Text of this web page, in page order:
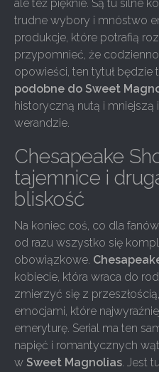
ale też pięknie. Są tu silne
trudne wybory i mnóstwo
produkcje, które potrafią
przypomnieć, że
opowieści, ten tytuł będzie
podobne do Sweet
historyczną nutą i mniejszą
werandzie.
Chesapeake
tajemnice i
bliskość
Na koniec coś, co dla
od razu wszystko się
obowiązkowe.
kobiecie, która wraca do
zmierzyć się z
emocjami, które
emeryturę. Serial ma ten
napięć i romantycznych
w Sweet Magnolias. Jest